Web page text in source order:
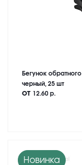
Бегунок
черный, 25 шт
от 12.60 р.
Новинка